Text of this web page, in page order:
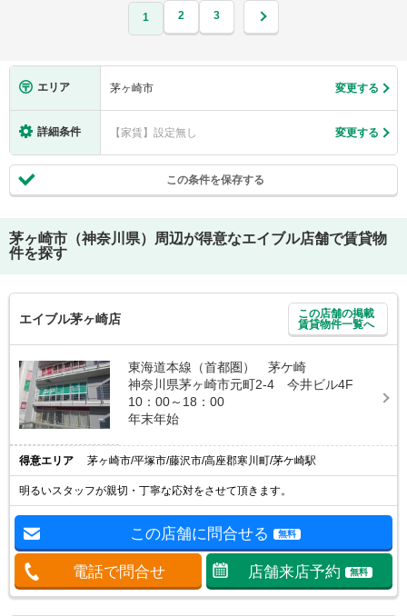
1 2 3
エリア 茅ヶ崎市 変更する
詳細条件 【家賃】設定無し 変更する
この条件を保存する
茅ヶ崎市（神奈川県）
周辺が得意なエイブル店舗で賃貸物
件を探す
エイブル茅ヶ崎店
この店舗の掲載
賃貸物件一覧へ
東海道本線（首都圏） 茅ケ崎
神奈川県茅ヶ崎市元町2-4 今井ビル4F
10：00～18：00
年末年始
得意エリア 茅ヶ崎市/平塚市/藤沢市/高座郡寒川町/茅ケ崎駅
明るいスタッフが親切・丁寧な応対をさせて頂きます。
この店舗に問合せる 無料
電話で問合せ 店舗来店予約 無料